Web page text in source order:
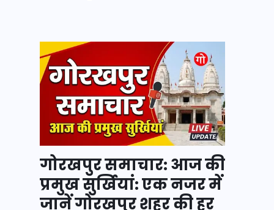
गोरखपुर समाचार: आज की
प्रमुख सुर्खियां: एक नजर में
जानें गोरखपुर शहर की हर